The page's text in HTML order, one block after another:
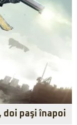
doi paşi înapoi